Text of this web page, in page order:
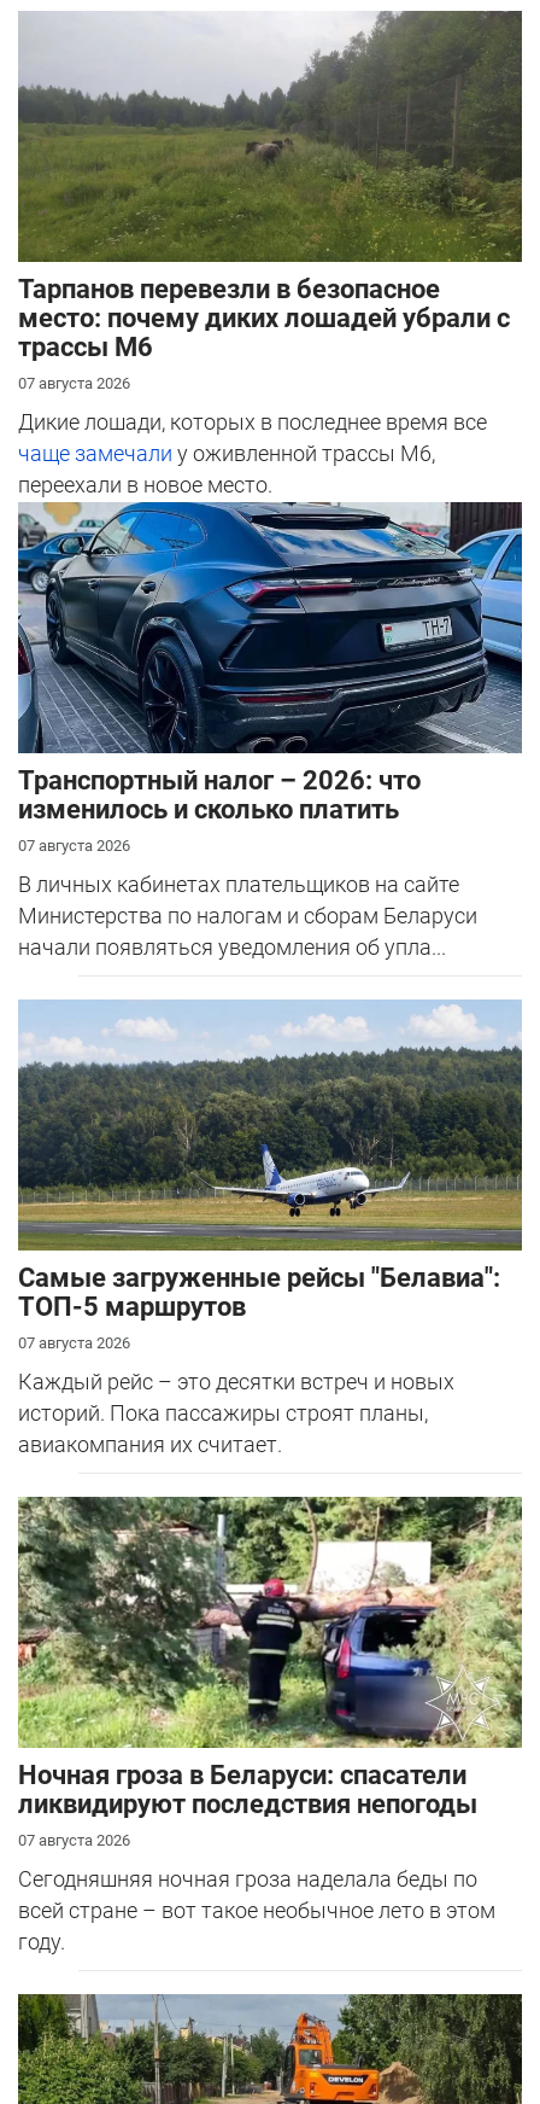
Тарпанов перевезли в безопасное
место: почему диких лошадей убрали с
трассы М6
07 августа 2026
Дикие лошади, которых в последнее время все
чаще замечали у оживленной трассы М6,
переехали в новое место.
Транспортный налог – 2026: что
изменилось и сколько платить
07 августа 2026
В личных кабинетах плательщиков на сайте
Министерства по налогам и сборам Беларуси
начали появляться уведомления об упла...
Самые загруженные рейсы "Белавиа":
ТОП-5 маршрутов
07 августа 2026
Каждый рейс – это десятки встреч и новых
историй. Пока пассажиры строят планы,
авиакомпания их считает.
Ночная гроза в Беларуси: спасатели
ликвидируют последствия непогоды
07 августа 2026
Сегодняшняя ночная гроза наделала беды по
всей стране – вот такое необычное лето в этом
году.